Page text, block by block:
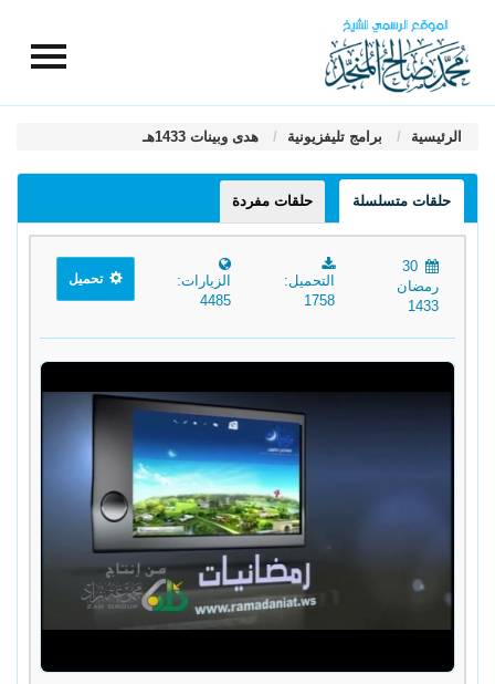
الرئيسية برامج تليفزيونية هدى وبينات 1433هـ
حلقات متسلسلة حلقات مفردة
30
رمضان
1433
التحميل:
1758
الزيارات:
4485
تحميل